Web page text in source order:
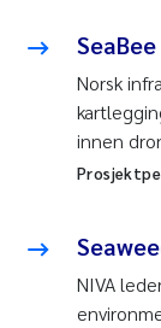
SeaBee
Norsk
innen
NIVA